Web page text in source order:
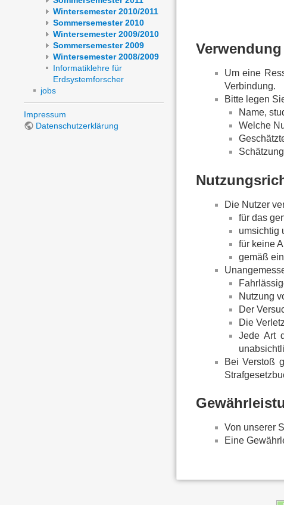
Wintersemester 2010/2011
Sommersemester 2010
Wintersemester 2009/2010
Sommersemester 2009
Wintersemester 2008/2009
Informatiklehre für
Erdsystemforscher
jobs
Impressum
Datenschutzerklärung
Um eine
Verbindung.
Bitte legen
Name,
Welche
Die Nutzer
für das
umsichtig
für keine
gemäß
Nutzung
Der
Die
Jede Art
Bei Verstoß
Von unserer
Eine